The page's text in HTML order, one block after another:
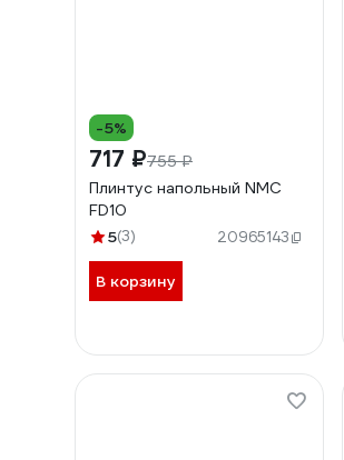
-5%
717 ₽755 ₽
Плинтус напольный NMC
FD10
5(3) 20965143
В корзину